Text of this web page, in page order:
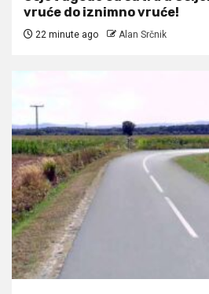
vruće do iznimno vruće!
22 minute ago Alan Srčnik